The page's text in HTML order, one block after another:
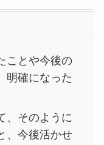
ことや今後の
明確になった
、そのように
、今後活かせ